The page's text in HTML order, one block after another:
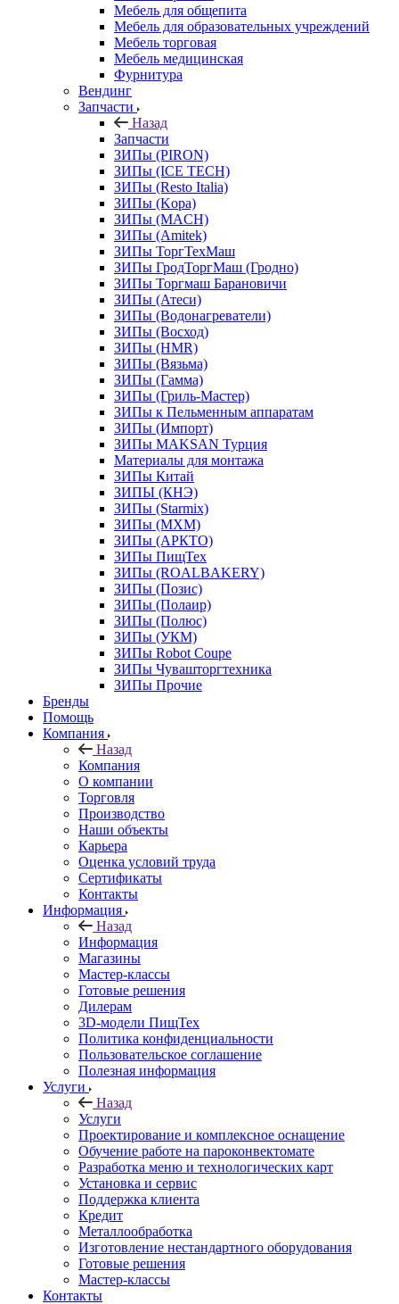
Мебель для общепита
Мебель для образовательных учреждений
Мебель торговая
Мебель медицинская
Фурнитура
Вендинг
Запчасти
Назад
Запчасти
ЗИПы (PIRON)
ЗИПы (ICE TECH)
ЗИПы (Resto Italia)
ЗИПы (Kopa)
ЗИПы (MACH)
ЗИПы (Amitek)
ЗИПы ТоргТехМаш
ЗИПы ГродТоргМаш (Гродно)
ЗИПы Торгмаш Барановичи
ЗИПы (Атеси)
ЗИПы (Водонагреватели)
ЗИПы (Восход)
ЗИПы (HMR)
ЗИПы (Вязьма)
ЗИПы (Гамма)
ЗИПы (Гриль-Мастер)
ЗИПы к Пельменным аппаратам
ЗИПы (Импорт)
ЗИПы MAKSAN Турция
Материалы для монтажа
ЗИПы Китай
ЗИПЫ (КНЭ)
ЗИПы (Starmix)
ЗИПы (МХМ)
ЗИПы (АРКТО)
ЗИПы ПищТех
ЗИПы (ROALBAKERY)
ЗИПы (Позис)
ЗИПы (Полаир)
ЗИПы (Полюс)
ЗИПы (УКМ)
ЗИПы Robot Coupe
ЗИПы Чувашторгтехника
ЗИПы Прочие
Бренды
Помощь
Компания
Назад
Компания
О компании
Торговля
Производство
Наши объекты
Карьера
Оценка условий труда
Сертификаты
Контакты
Информация
Назад
Информация
Магазины
Мастер-классы
Готовые решения
Дилерам
3D-модели ПищТех
Политика конфиденциальности
Пользовательское соглашение
Полезная информация
Услуги
Назад
Услуги
Проектирование и комплексное оснащение
Обучение работе на пароконвектомате
Разработка меню и технологических карт
Установка и сервис
Поддержка клиента
Кредит
Металлообработка
Изготовление нестандартного оборудования
Готовые решения
Мастер-классы
Контакты